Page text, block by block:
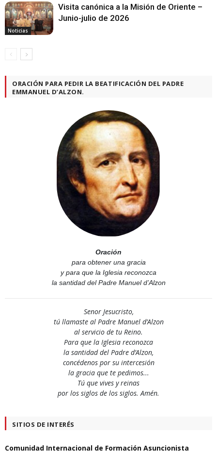
Noticias
Visita canónica a la Misión de Oriente –
Junio-julio de 2026
ORACIÓN PARA PEDIR LA BEATIFICACIÓN DEL PADRE
EMMANUEL D’ALZON.
Oración
para obtener una gracia
y para que la Iglesia reconozca
la santidad del Padre Manuel d’Alzon
Senor Jesucristo,
tú llamaste al Padre Manuel d’Alzon
al servicio de tu Reino.
Para que la Iglesia reconozca
la santidad del Padre d’Alzon,
concédenos por su intercesión
la gracia que te pedimos...
Tú que vives y reinas
por los siglos de los siglos. Amén.
SITIOS DE INTERÉS
Comunidad Internacional de Formación Asuncionista